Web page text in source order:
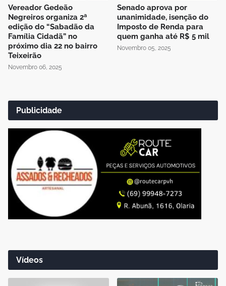
Vereador Gedeão
Negreiros organiza 2ª
edição do “Sabadão da
Família Cidadã” no
próximo dia 22 no bairro
Teixeirão
Novembro 06, 2025
Senado aprova por
unanimidade, isenção do
Imposto de Renda para
quem ganha até R$ 5 mil
Novembro 05, 2025
Publicidade
Vídeos